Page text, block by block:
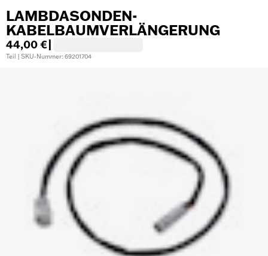
LAMBDASONDEN-
KABELBAUMVERLÄNGERUNG
44,00 €
Teil | SKU-Nummer: 69201704